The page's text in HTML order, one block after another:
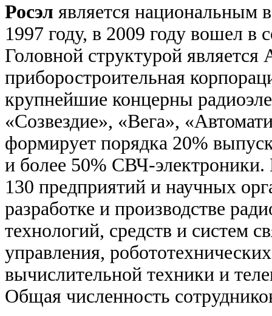
Росэл является национальным
1997 году, в 2009 году вошел в
Головной структурой
приборостроительная
крупнейшие концерны
«Созвездие», «Вега»,
формирует порядка 20%
и более 50% СВЧ-электроники.
130 предприятий и научных
разработке и производстве
технологий, средств и систем
управления,
вычислительной техники и
Общая численность